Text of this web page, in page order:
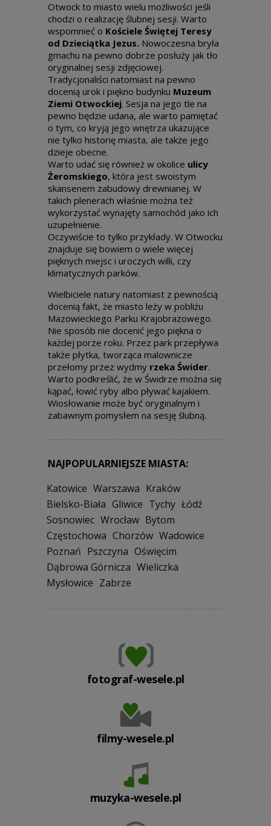
Otwock to miasto wielu możliwości jeśli
chodzi o realizację ślubnej sesji. Warto
wspomnieć o Kościele Świętej Teresy
od Dzieciątka Jezus. Nowoczesna bryła
gmachu na pewno dobrze posłuży jak tło
oryginalnej sesji zdjęciowej.
Tradycjonaliści natomiast na pewno
docenią urok i piękno budynku Muzeum
Ziemi Otwockiej. Sesja na jego tle na
pewno będzie udana, ale warto pamiętać
o tym, co kryją jego wnętrza ukazujące
nie tylko historię miasta, ale także jego
dzieje obecne.
Warto udać się również w okolice ulicy
Żeromskiego, która jest swoistym
skansenem zabudowy drewnianej. W
takich plenerach właśnie można też
wykorzystać wynajęty samochód jako ich
uzupełnienie.
Oczywiście to tylko przykłady. W Otwocku
znajduje się bowiem o wiele więcej
pięknych miejsc i uroczych willi, czy
klimatycznych parków.
Wielbiciele natury natomiast z pewnością
docenią fakt, że miasto leży w pobliżu
Mazowieckiego Parku Krajobrazowego.
Nie sposób nie docenić jego piękna o
każdej porze roku. Przez park przepływa
także płytka, tworząca malownicze
przełomy przez wydmy rzeka Świder.
Warto podkreślić, że w Świdrze można się
kąpać, łowić ryby albo pływać kajakiem.
Wiosłowanie może być oryginalnym i
zabawnym pomysłem na sesję ślubną.
NAJPOPULARNIEJSZE MIASTA:
Katowice Warszawa Kraków
Bielsko-Biała Gliwice Tychy Łódź
Sosnowiec Wrocław Bytom
Częstochowa Chorzów Wadowice
Poznań Pszczyna Oświęcim
Dąbrowa Górnicza Wieliczka
Mysłowice Zabrze
fotograf-wesele.pl
filmy-wesele.pl
muzyka-wesele.pl